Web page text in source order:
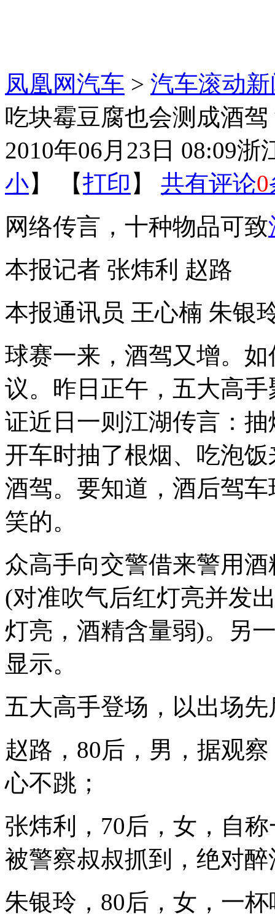
凤凰网汽车 > 汽车滚动
吃块霉豆腐也会测成酒驾
2010年06月23日 08:09浙
小】 【打印 】 共有评论0
网络传言，十种物品可致
本报记者 张炜利 赵路
本报通讯员 王心楠 朱银
球赛一来，酒驾又增。
议。昨日正午，五大高
证近日一则江湖传言：
开车时抽了根烟、吃泡
酒驾。要知道，酒后驾
笑的。
众高手向交警借来警用
(对准吹气后红灯亮并发
灯亮，酒精含量弱)。另
显示。
五大高手登场，以出场
赵路，80后，男，据观
心不跳；
张炜利，70后，女，自
被警察叔叔抓到，绝对
朱银玲，80后，女，一